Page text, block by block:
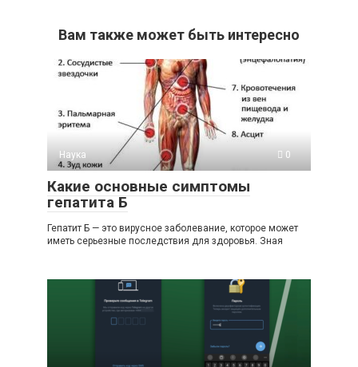
Вам также может быть интересно
Наука 0
Какие основные симптомы
гепатита Б
Гепатит Б — это вирусное заболевание, которое может
иметь серьезные последствия для здоровья. Зная